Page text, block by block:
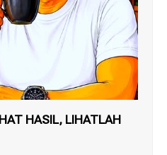
HASIL, LIHATLAH